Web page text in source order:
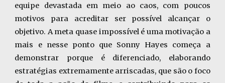
equipe devastada em meio ao caos, com poucos
motivos para acreditar ser possível alcançar o
objetivo. A meta quase impossível é uma motivação a
mais e nesse ponto que Sonny Hayes começa a
demonstrar porque é diferenciado, elaborando
estratégias extremamente arriscadas, que são o foco